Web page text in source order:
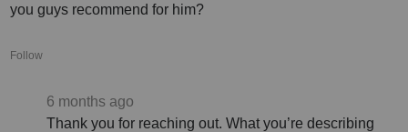
you guys recommend for him?
Follow
6 months ago
Thank you for reaching out. What you’re describing